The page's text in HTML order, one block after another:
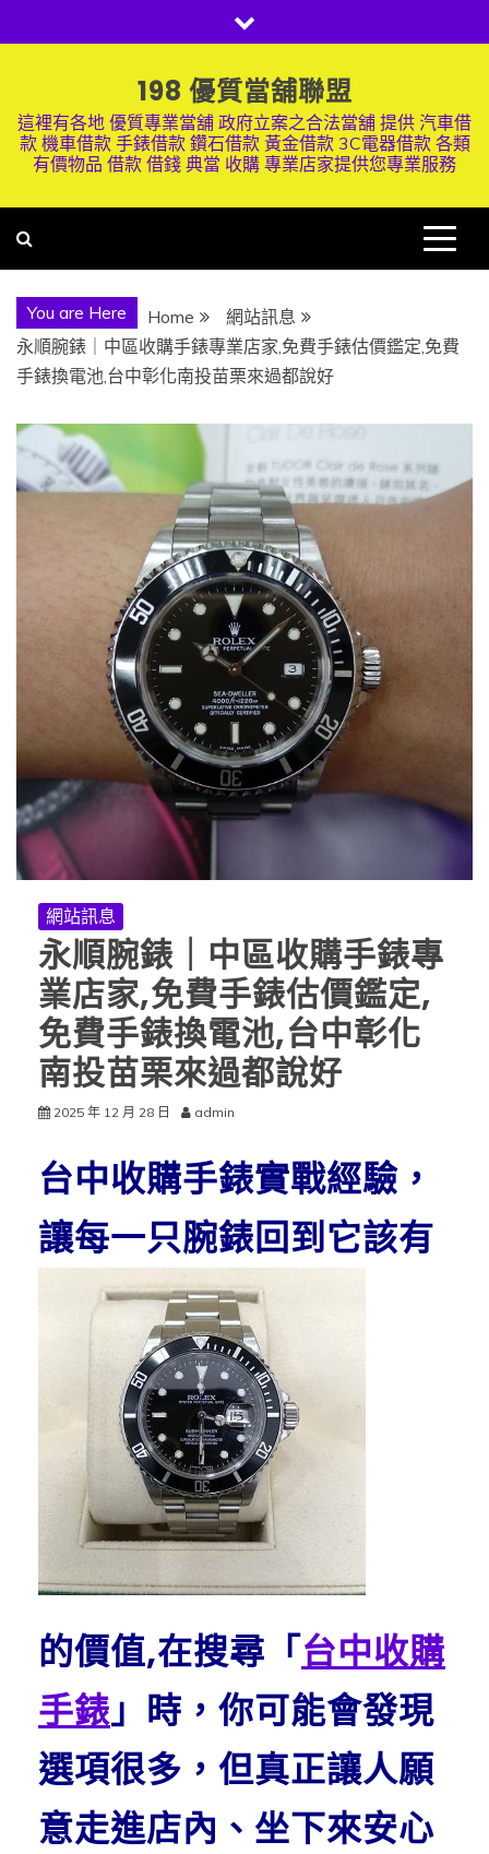
to
198 優質當舖聯盟
這裡有各地 優質專業當舖 政府立案之合法當舖 提供 汽車借
款 機車借款 手錶借款 鑽石借款 黃金借款 3C電器借款 各類
有價物品 借款 借錢 典當 收購 專業店家提供您專業服務
You are Here Home
網站訊息
永順腕錶｜中區收購手錶專業店家,免費手錶估價鑑定,免費
手錶換電池,台中彰化南投苗栗來過都說好
網站訊息
永順腕錶｜中區收購手錶專
業店家,免費手錶估價鑑定,
免費手錶換電池,台中彰化
南投苗栗來過都說好
2025 年 12 月 28 日 admin
台中收購手錶實戰經驗，
讓每一只腕錶回到它該有
的價值,在搜尋「台中收購
手錶」時，你可能會發現
選項很多， 但真正讓人願
意走進店內、坐下來安心